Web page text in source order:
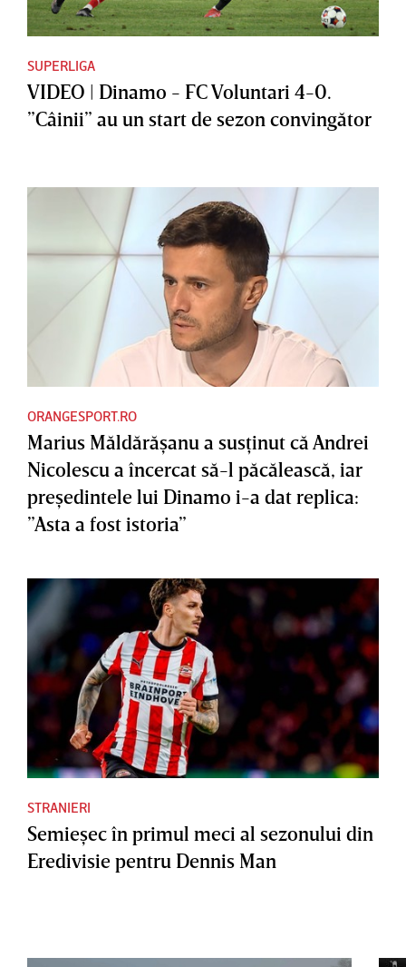
SUPERLIGA
VIDEO | Dinamo - FC Voluntari 4-0.
”Câinii” au un start de sezon convingător
ORANGESPORT.RO
Marius Măldărăşanu a susţinut că Andrei
Nicolescu a încercat să-l păcălească, iar
preşedintele lui Dinamo i-a dat replica:
”Asta a fost istoria”
STRANIERI
Semieşec în primul meci al sezonului din
Eredivisie pentru Dennis Man